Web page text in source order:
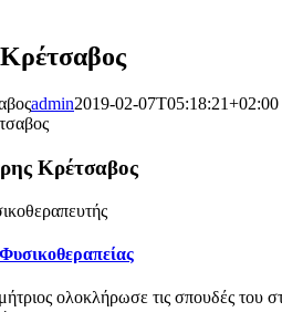
admin2019-02-07T05:18:21+02:00
Κρέτσαβος
ολοκλήρωσε τις σπουδές του